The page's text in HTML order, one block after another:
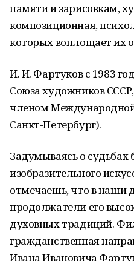
памяти и зарисовкам,
композиционная,
которых воплощает их
И. И. Фартуков с 1983
Союза художников СССР,
членом
Санкт-Петербург).
Задумываясь о судьбах
изобразительного
отмечаешь, что в наши
продолжатели его
духовных традиций.
гражданственная
Ивана Ивановича